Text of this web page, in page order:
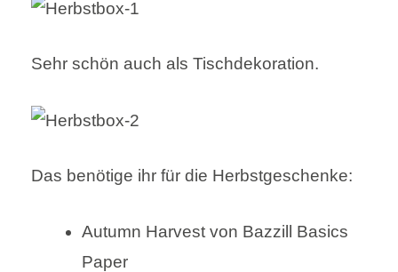
Sehr schön auch als Tischdekoration.
Das benötige ihr für die Herbstgeschenke:
Autumn Harvest von Bazzill Basics
Paper